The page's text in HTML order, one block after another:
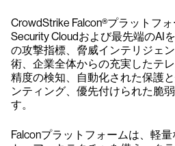
CrowdStrike Falcon®プラットフ
Security Cloudおよび最先端のAI
の攻撃指標、脅威インテリジェ
術、企業全体からの充実したテ
精度の検知、自動化された保護
ンティング、優先付けられた脆
す。
Falconプラットフォームは、軽